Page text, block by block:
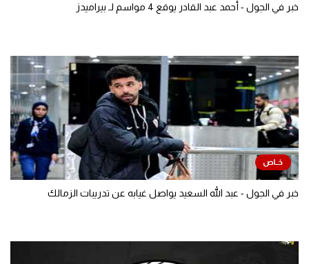
خبر في الجول - أحمد عبد القادر يوقع 4 مواسم لـ بيراميدز
خبر في الجول - عبد الله السعيد يواصل غيابه عن تدريبات الزمالك